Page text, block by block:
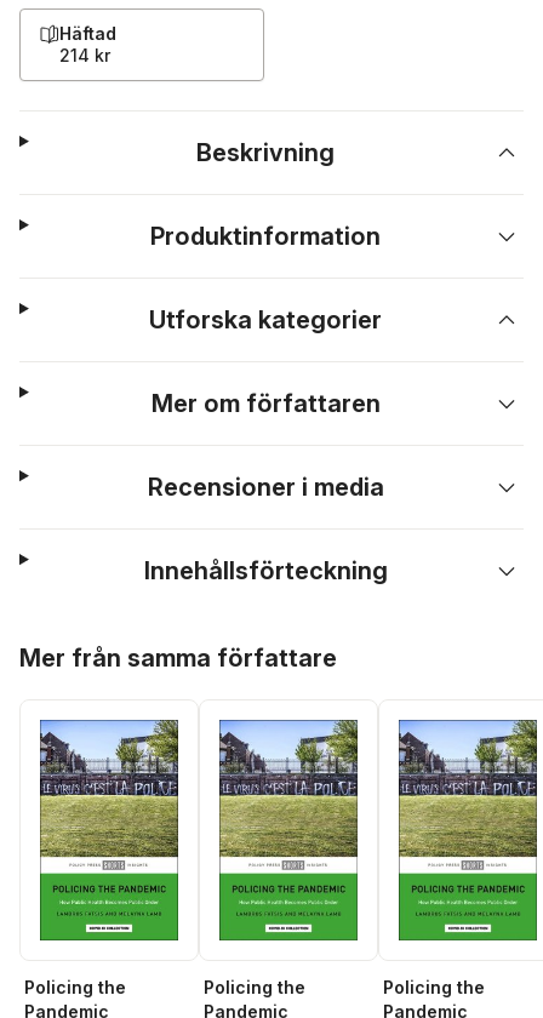
Häftad
214 kr
Beskrivning
Produktinformation
Utforska kategorier
Mer om författaren
Recensioner i media
Innehållsförteckning
Mer från samma författare
Policing the
Pandemic
Policing the
Pandemic
Policing the
Pandemic